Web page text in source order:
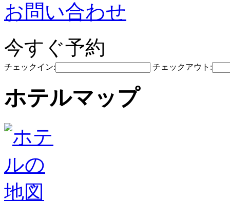
お問い合わせ
今すぐ予約
チェックイン: チェックアウト:
ホテルマップ